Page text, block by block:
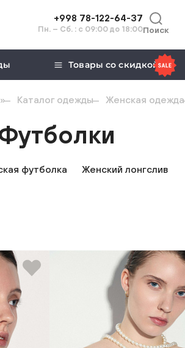
+998 78-122-64-37
Пн. – Сб. : с 09:00 до 18:00Поиск
Товары со скидкой
Каталог одежды Женская одежда
футболка Женский лонгслив